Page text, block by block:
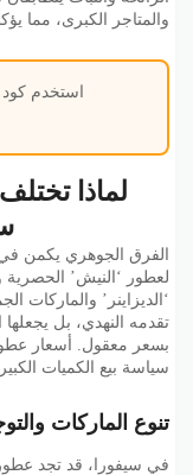
والمتاجر الكبرى، مما
استخدم
لماذا
الفرق الجوهري يكمن
لعطور ‘النيش’ الحصرية
‘الديزاينر’ والماركات
تقدمه النهدي، بل
بسعر معقول. أسعار عطور
سياسة بيع الكميات
تنوع الماركات
في سيفورا، قد تجد